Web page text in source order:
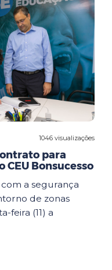
1046 visualizações
para
Bonsucesso
a segurança
de zonas
feira (11) a